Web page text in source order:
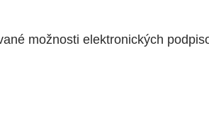
možnosti elektronických